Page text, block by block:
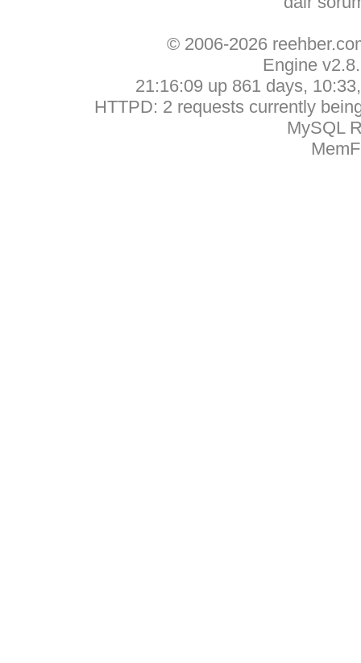
© 2006-2026
Engine
21:16:09 up 861 days,
HTTPD: 2 requests currently
MySQL